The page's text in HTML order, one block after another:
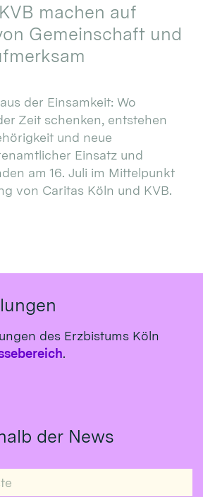
machen auf
Gemeinschaft und
der Einsamkeit: Wo
Zeit schenken, entstehen
und neue
Einsatz und
am 16. Juli im Mittelpunkt
von Caritas Köln und KVB.
des Erzbistums Köln
.
der News